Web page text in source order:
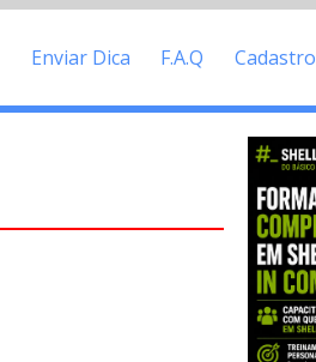
Enviar Dica F.A.Q Cadastro